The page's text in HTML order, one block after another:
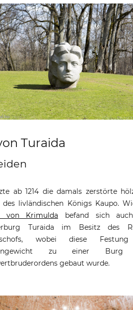
Turaida
ab 1214 die damals zerstörte
des livländischen Königs Kaupo.
von Krimulda befand sich
Turaida im Besitz des
wobei diese
zu einer Burg
gebaut wurde.